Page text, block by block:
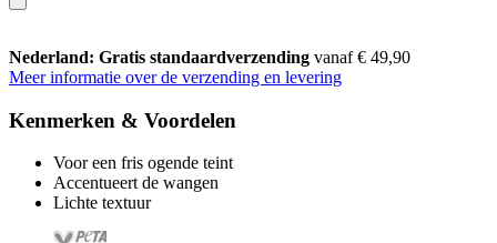
Nederland: Gratis standaardverzending vanaf € 49,90
Meer informatie over de verzending en levering
Kenmerken & Voordelen
Voor een fris ogende teint
Accentueert de wangen
Lichte textuur